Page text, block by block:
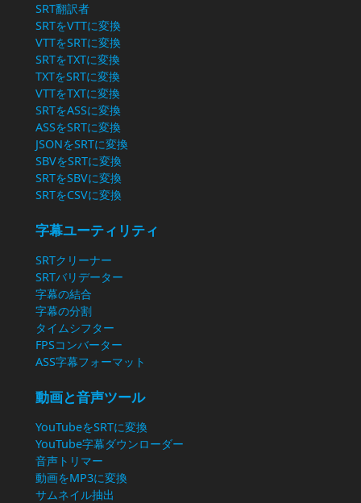
SRT翻訳者
SRTをVTTに変換
VTTをSRTに変換
SRTをTXTに変換
TXTをSRTに変換
VTTをTXTに変換
SRTをASSに変換
ASSをSRTに変換
JSONをSRTに変換
SBVをSRTに変換
SRTをSBVに変換
SRTをCSVに変換
字幕ユーティリティ
SRTクリーナー
SRTバリデーター
字幕の結合
字幕の分割
タイムシフター
FPSコンバーター
ASS字幕フォーマット
動画と音声ツール
YouTubeをSRTに変換
YouTube字幕ダウンローダー
音声トリマー
動画をMP3に変換
サムネイル抽出